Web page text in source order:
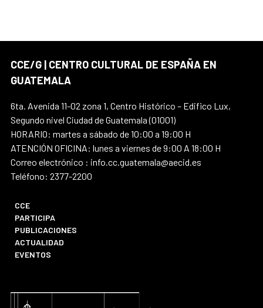
CCE/G | CENTRO CULTURAL DE ESPAÑA EN
GUATEMALA
6ta. Avenida 11-02 zona 1, Centro Histórico – Edifico Lux,
Segundo nivel Ciudad de Guatemala (01001)
HORARIO: martes a sábado de 10:00 a 19:00 H
ATENCIÓN OFICINA: lunes a viernes de 9:00 A 18:00 H
Correo electrónico : info.cc.guatemala@aecid.es
Teléfono: 2377-2200
CCE
PARTICIPA
PUBLICACIONES
ACTUALIDAD
EVENTOS